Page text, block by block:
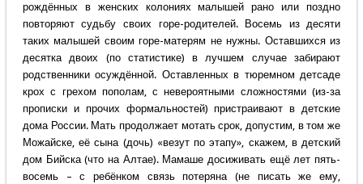
рождённых в женских колониях малышей рано или поздно
повторяют судьбу своих горе-родителей. Восемь из десяти
таких малышей своим горе-матерям не нужны. Оставшихся из
десятка двоих (по статистике) в лучшем случае забирают
родственники осуждённой. Оставленных в тюремном детсаде
крох с грехом пополам, с невероятными сложностями (из-за
прописки и прочих формальностей) пристраивают в детские
дома России. Мать продолжает мотать срок, допустим, в том же
Можайске, её сына (дочь) «везут по этапу», скажем, в детский
дом Бийска (что на Алтае). Мамаше досиживать ещё лет пять-
восемь – с ребёнком связь потеряна (не писать же ему,